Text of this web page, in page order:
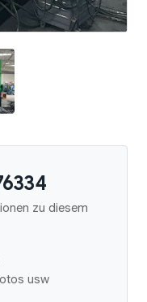
zu diesem
usw